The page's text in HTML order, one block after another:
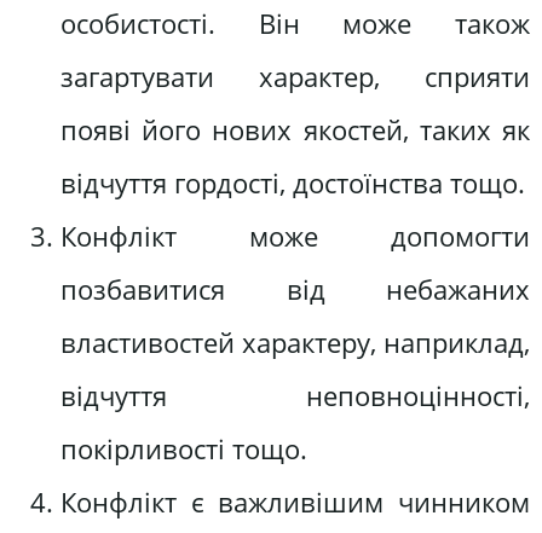
особистості. Він може також
загартувати характер, сприяти
появі його нових якостей, таких як
відчуття гордості, достоїнства тощо.
Конфлікт може допомогти
позбавитися від небажаних
властивостей характеру, наприклад,
відчуття неповноцінності,
покірливості тощо.
Конфлікт є важливішим чинником